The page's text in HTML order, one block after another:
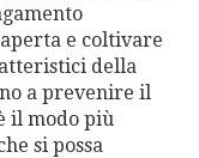
e coltivare
della
a prevenire il
il modo più
si possa